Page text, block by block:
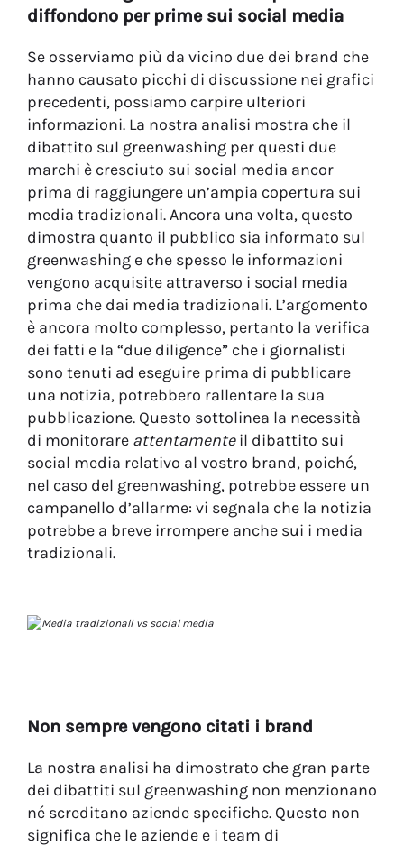
diffondono per prime sui social media
Se osserviamo più da vicino due dei brand che
hanno causato picchi di discussione nei grafici
precedenti, possiamo carpire ulteriori
informazioni. La nostra analisi mostra che il
dibattito sul greenwashing per questi due
marchi è cresciuto sui social media ancor
prima di raggiungere un’ampia copertura sui
media tradizionali. Ancora una volta, questo
dimostra quanto il pubblico sia informato sul
greenwashing e che spesso le informazioni
vengono acquisite attraverso i social media
prima che dai media tradizionali. L’argomento
è ancora molto complesso, pertanto la verifica
dei fatti e la “due diligence” che i giornalisti
sono tenuti ad eseguire prima di pubblicare
una notizia, potrebbero rallentare la sua
pubblicazione. Questo sottolinea la necessità
di monitorare attentamenteil dibattito sui
social media relativo al vostro brand, poiché,
nel caso del greenwashing, potrebbe essere un
campanello d’allarme: vi segnala che la notizia
potrebbe a breve irrompere anche sui i media
tradizionali.
Non sempre vengono citati i brand
La nostra analisi ha dimostrato che gran parte
dei dibattiti sul greenwashing non menzionano
né screditano aziende specifiche. Questo non
significa che le aziende e i team di